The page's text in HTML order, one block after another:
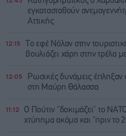
εγκατασταθούν
Αττικής
12:15
Το εφέ Νόλαν στην
βουλιάζει χάρη στην τρέλα
12:05
Ρωσικές δυνάμεις
στη Μαύρη Θάλασσα
11:12
Ο Πούτιν “δοκιμάζει” το
χτύπημα ακόμα και “πριν το